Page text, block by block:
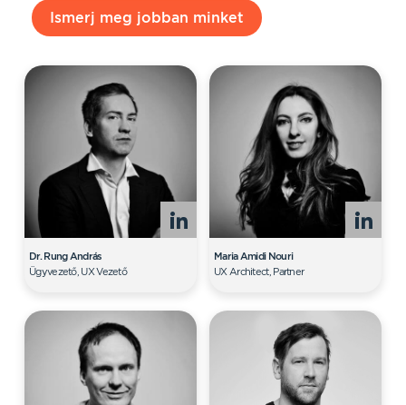
Dr. Rung András
Ügyvezető, UX Vezető
Maria Amidi Nouri
UX Architect, Partner
Ismerj meg jobban minket